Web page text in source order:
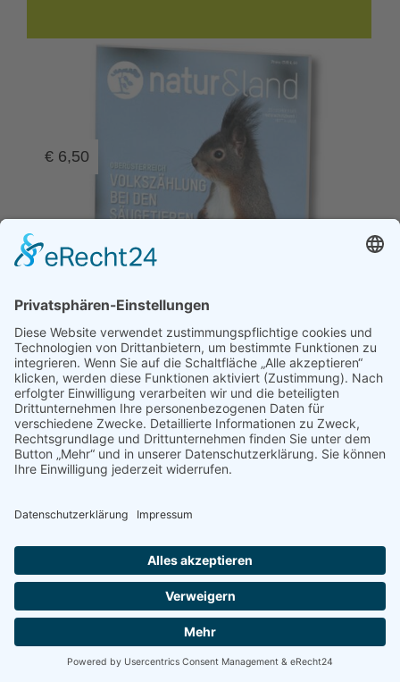
€ 6,50
HEIMISCHE REPTILIEN KENNEN, MELDEN, SCHÜTZEN